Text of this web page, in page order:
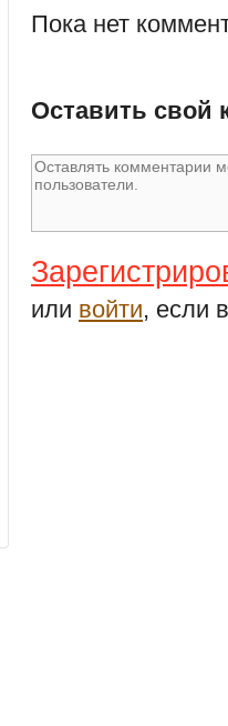
Пока нет
Оставить свой
или войти, если